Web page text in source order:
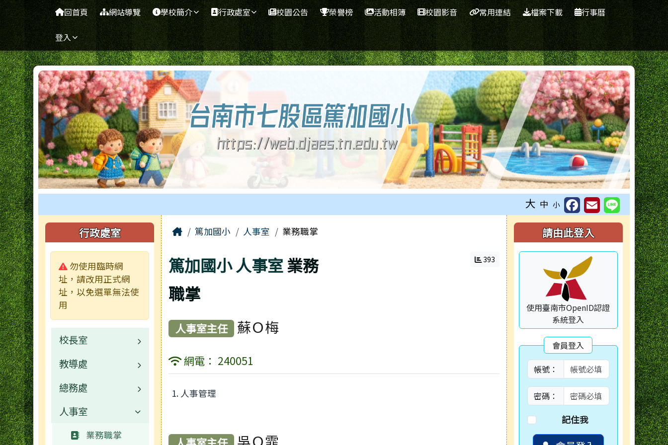
跳至主內容區
台南市七股區篤加國小
導覽列 回首頁 網站導覽 學校簡介 行政處室 校園公告 榮譽榜 活動相簿 校園影音 常用連結 檔案下載 行事曆
登入
大 中 小
左邊區域內容
行政處室
警告:
勿使用臨時網
址，請改用正式網
址，以免選單無法使
用
校長室
校長介紹
業務職掌
教導處
業務職掌
校園公告
常用連結
總務處
業務職掌
校園公告
人事室
業務職掌
主內容區域
Home篤加國小 人事室 業務職掌
篤加國小人事室業務
職掌
393
人事室主任 蘇Ｏ梅
網電： 240051
人事管理
右邊區域內容
請由此登入
使用臺南市OpenID認證
系統登入
會員登入
帳號：
密碼：
記住我
頁尾區域